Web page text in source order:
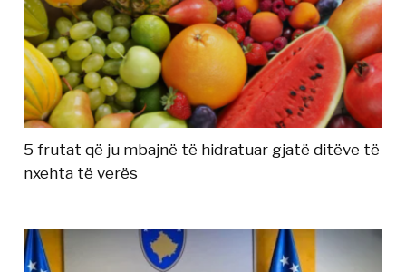
5 frutat që ju mbajnë të hidratuar gjatë ditëve të
nxehta të verës